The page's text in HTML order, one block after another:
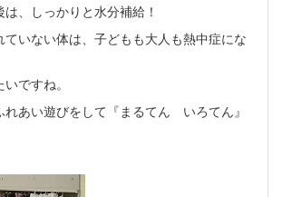
、しっかりと水分補給！
ていない体は、子どもも大人も熱中症にな
ですね。
れあい遊びをして『まるてん いろてん』